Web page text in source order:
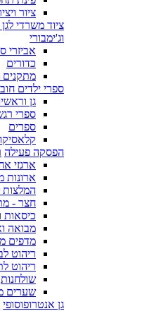
ציור
ציוד משרדי לגן
וג'ימבורי
אביזרי
כדורים
מתקנים
ספרי ילדים
גן
ספרי
ספרים
הפסקה פעילה
ארגזי
ארונות
המלצות
חצר -
כיסאות
מבואה
מדפים
ריהוט
ריהוט
שולחנות
שערים
גן אנטרופוסופי